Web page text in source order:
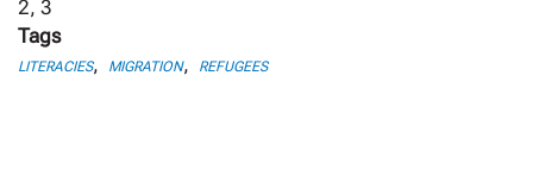
2, 3
Tags
LITERACIES, MIGRATION, REFUGEES